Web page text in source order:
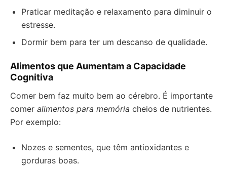
Praticar meditação e relaxamento para diminuir o
estresse.
Dormir bem para ter um descanso de qualidade.
Alimentos que Aumentam a Capacidade
Cognitiva
Comer bem faz muito bem ao cérebro. É importante
comer alimentos para memória cheios de nutrientes.
Por exemplo:
Nozes e sementes, que têm antioxidantes e
gorduras boas.